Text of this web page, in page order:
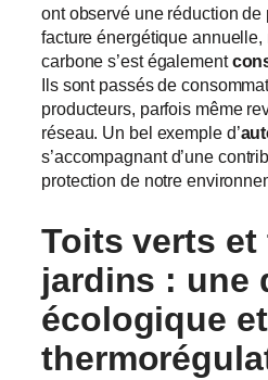
ont observé une réduction de
facture énergétique
carbone s’est également
Ils sont passés de
producteurs, parfois même
réseau. Un bel exemple d’
s’accompagnant d’une
protection de notre
Toits verts et
jardins : une
écologique et